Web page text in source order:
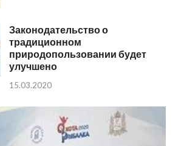
Законодательство о
традиционном
природопользовании будет
улучшено
15.03.2020